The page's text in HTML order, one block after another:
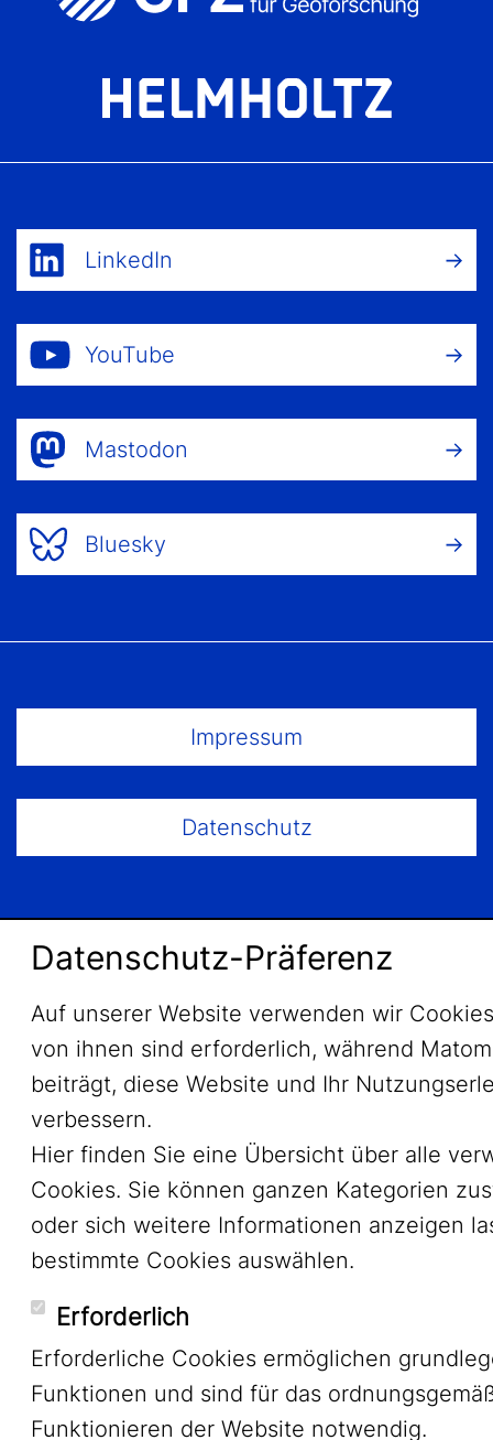
LinkedIn
YouTube
Mastodon
Bluesky
Impressum
Datenschutz
Datenschutz-Präferenz
Auf unserer Website verwenden wir
von ihnen sind erforderlich, während
beiträgt, diese Website und Ihr
verbessern.
Hier finden Sie eine Übersicht über alle
Cookies. Sie können ganzen Kategorien
oder sich weitere Informationen anzeigen
bestimmte Cookies auswählen.
Erforderlich
Erforderliche Cookies ermöglichen
Funktionen und sind für das
Funktionieren der Website notwendig.